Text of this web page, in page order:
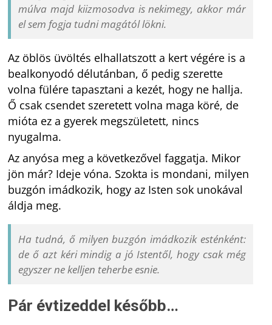
múlva majd kiizmosodva is nekimegy, akkor már
el sem fogja tudni magától lökni.
Az öblös üvöltés elhallatszott a kert végére is a
bealkonyodó délutánban, ő pedig szerette
volna fülére tapasztani a kezét, hogy ne hallja.
Ő csak csendet szeretett volna maga köré, de
mióta ez a gyerek megszületett, nincs
nyugalma.
Az anyósa meg a következővel faggatja. Mikor
jön már? Ideje vóna. Szokta is mondani, milyen
buzgón imádkozik, hogy az Isten sok unokával
áldja meg.
Ha tudná, ő milyen buzgón imádkozik esténként:
de ő azt kéri mindig a jó Istentől, hogy csak még
egyszer ne kelljen teherbe esnie.
Pár évtizeddel később…